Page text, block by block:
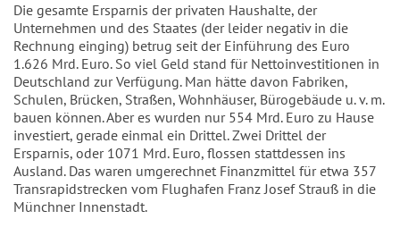
Die gesamte Ersparnis der privaten Haushalte, der
Unternehmen und des Staates (der leider negativ in die
Rechnung einging) betrug seit der Einführung des Euro
1.626 Mrd. Euro. So viel Geld stand für Nettoinvestitionen in
Deutschland zur Verfügung. Man hätte davon Fabriken,
Schulen, Brücken, Straßen, Wohnhäuser, Bürogebäude u. v. m.
bauen können. Aber es wurden nur 554 Mrd. Euro zu Hause
investiert, gerade einmal ein Drittel. Zwei Drittel der
Ersparnis, oder 1071 Mrd. Euro, flossen stattdessen ins
Ausland. Das waren umgerechnet Finanzmittel für etwa 357
Transrapidstrecken vom Flughafen Franz Josef Strauß in die
Münchner Innenstadt.